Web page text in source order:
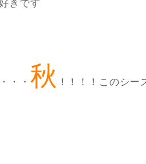
きです
・・ 秋
！！！！このシ